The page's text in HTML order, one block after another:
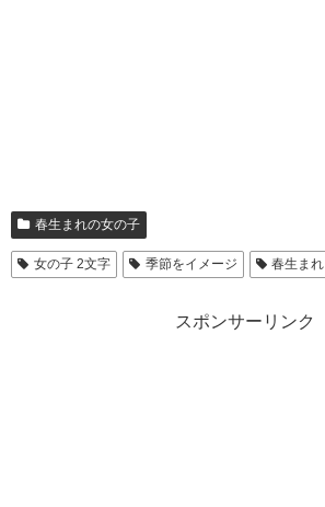
春生まれの女の子
女の子 2文字 季節をイメージ 春生まれ
スポンサーリンク